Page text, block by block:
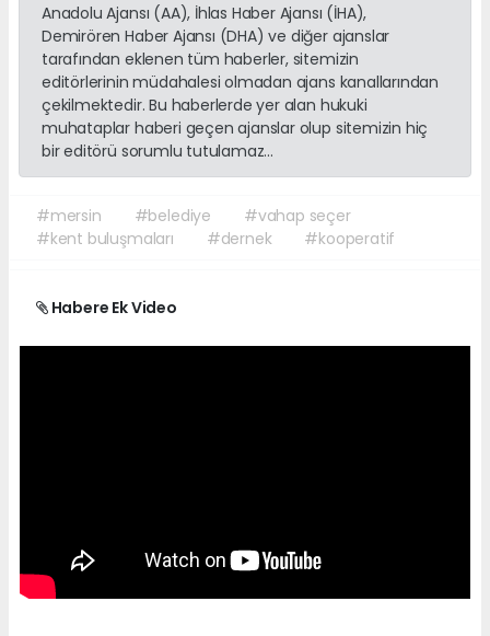
Anadolu Ajansı (AA), İhlas Haber Ajansı (İHA),
Demirören Haber Ajansı (DHA) ve diğer ajanslar
tarafından eklenen tüm haberler, sitemizin
editörlerinin müdahalesi olmadan ajans kanallarından
çekilmektedir. Bu haberlerde yer alan hukuki
muhataplar haberi geçen ajanslar olup sitemizin hiç
bir editörü sorumlu tutulamaz...
#mersin #belediye
#vahap seçer
#kent buluşmaları
#dernek #kooperatif
Habere Ek Video